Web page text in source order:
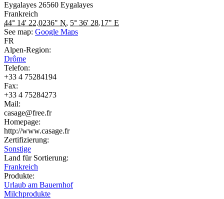
Eygalayes 26560 Eygalayes
Frankreich
44° 14' 22.0236" N, 5° 36' 28.17" E
See map: Google Maps
FR
Alpen-Region:
Drôme
Telefon:
+33 4 75284194
Fax:
+33 4 75284273
Mail:
casage@free.fr
Homepage:
http://www.casage.fr
Zertifizierung:
Sonstige
Land für Sortierung:
Frankreich
Produkte:
Urlaub am Bauernhof
Milchprodukte